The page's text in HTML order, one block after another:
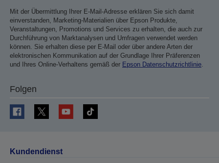
Mit der Übermittlung Ihrer E-Mail-Adresse erklären Sie sich damit
einverstanden, Marketing-Materialien über Epson Produkte,
Veranstaltungen, Promotions und Services zu erhalten, die auch zur
Durchführung von Marktanalysen und Umfragen verwendet werden
können. Sie erhalten diese per E-Mail oder über andere Arten der
elektronischen Kommunikation auf der Grundlage Ihrer Präferenzen
und Ihres Online-Verhaltens gemäß der Epson Datenschutzrichtlinie
Folgen
Kundendienst